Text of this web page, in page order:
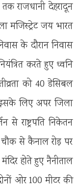
राजधानी देहरादून
मजिस्ट्रेट जय भारत
के दौरान निवास
करते हुए ध्वनि
को 40 डेसिबल
लिए अपर जिला
से राष्ट्रपति निकेतन
से कैनाल रोड़ पर
होते हुए नैनीताल
ओर 100 मीटर की